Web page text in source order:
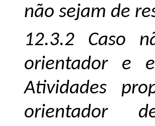
não sejam de
12.3.2 Caso
orientador e
Atividades
orientador